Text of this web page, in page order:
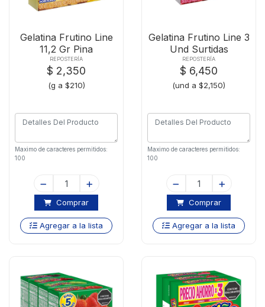
Gelatina Frutino Line
11,2 Gr Pina
REPOSTERÍA
$ 2,350
(g a $210)
Maximo de caracteres permitidos:
100
Comprar
Agregar a la lista
Gelatina Frutino Line 3
Und Surtidas
REPOSTERÍA
$ 6,450
(und a $2,150)
Maximo de caracteres permitidos:
100
Comprar
Agregar a la lista